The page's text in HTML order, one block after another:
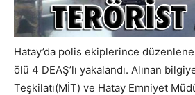
Hatay’da polis ekiplerince
ölü 4 DEAŞ’lı yakalandı. Alınan
Teşkilatı(MİT) ve Hatay Emniyet